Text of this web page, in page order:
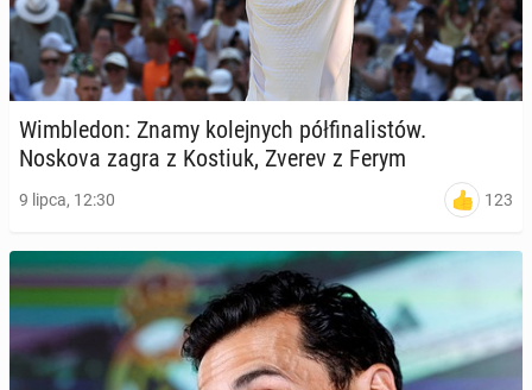
Wim­ble­don: Znamy ko­lej­nych pół­fi­na­li­stów.
Noskova zagra z Kostiuk, Zverev z Ferym
9 lipca, 12:30 123